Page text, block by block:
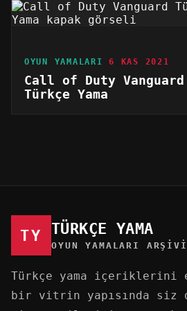
OYUN YAMALARI 6 KAS 2021
Call of Duty Vanguard
Türkçe Yama
TY TÜRKÇE YAMA
OYUN YAMALARI ARŞIVI
Türkçe yama içeriklerini
bir vitrin yapısında siz